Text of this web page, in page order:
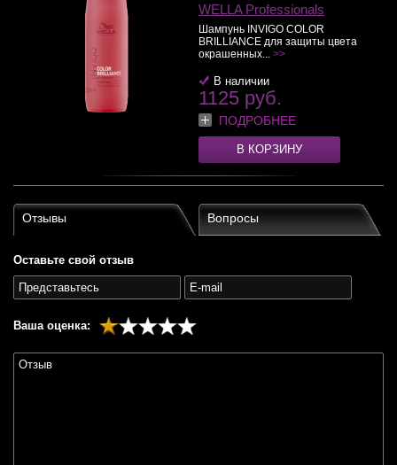
WELLA Professionals
Шампунь INVIGO COLOR
BRILLIANCE для защиты цвета
окрашенных... >>
В наличии
1125 руб.
ПОДРОБНЕЕ
В КОРЗИНУ
Отзывы Вопросы
Оставьте свой отзыв
Ваша оценка: